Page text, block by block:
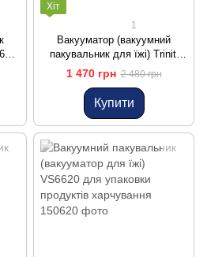
Хіт
1
Вакууматор (вакуумний
пакувальник для їжі) Triniti
VS6621 (Black) для пакування
харчових продуктів
1 470 грн 2 480 грн
Купити